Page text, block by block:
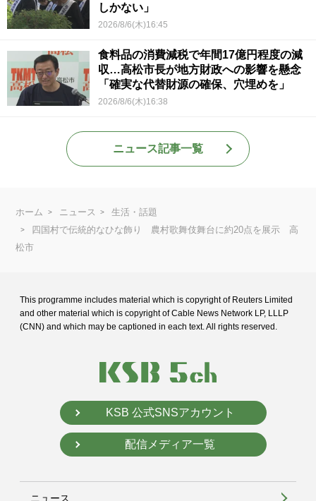
しかない」
2026/8/6(木)16:45
食料品の消費減税で年間17億円程度の減
収…高松市長が地方財政への影響を懸念
「確実な代替財源の確保、穴埋めを」
2026/8/6(木)16:38
ニュース記事一覧
ホーム ニュース
生活・話題
四国村で伝統的なひな飾り 農村歌舞伎舞台に約20点を展示 高
松市
This programme includes material which is copyright of Reuters Limited
and other material which is copyright of Cable News Network LP, LLLP
(CNN) and which may be captioned in each text. All rights reserved.
KSB 公式SNSアカウント
配信メディア一覧
ニュース